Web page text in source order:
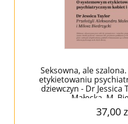
Seksowna, ale
etykietowaniu
dziewczyn - Dr Jessica
Małecka, M.
37,00